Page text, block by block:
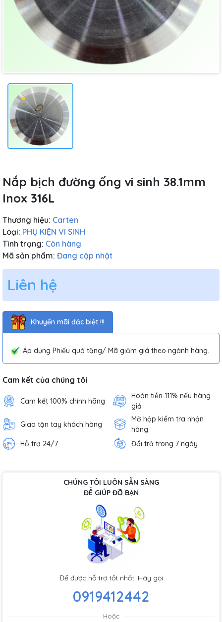
Nắp bịch đường ống vi sinh 38.1mm
Inox 316L
Thương hiệu: Carten
Loại: PHỤ KIỆN VI SINH
Tình trạng: Còn hàng
Mã sản phẩm: Đang cập nhật
Liên hệ
Khuyến mãi đặc biệt !!!
Áp dụng Phiếu quà tặng/ Mã giảm giá theo ngành hàng.
Cam kết của chúng tôi
Cam kết 100% chính hãng
Hoàn tiền 111% nếu hàng
giả
Giao tận tay khách hàng
Mở hộp kiểm tra nhận
hàng
Hỗ trợ 24/7
Đổi trả trong 7 ngày
CHÚNG TÔI LUÔN SẴN SÀNG
ĐỂ GIÚP ĐỠ BẠN
Để được hỗ trợ tốt nhất. Hãy gọi
0919412442
Hoặc